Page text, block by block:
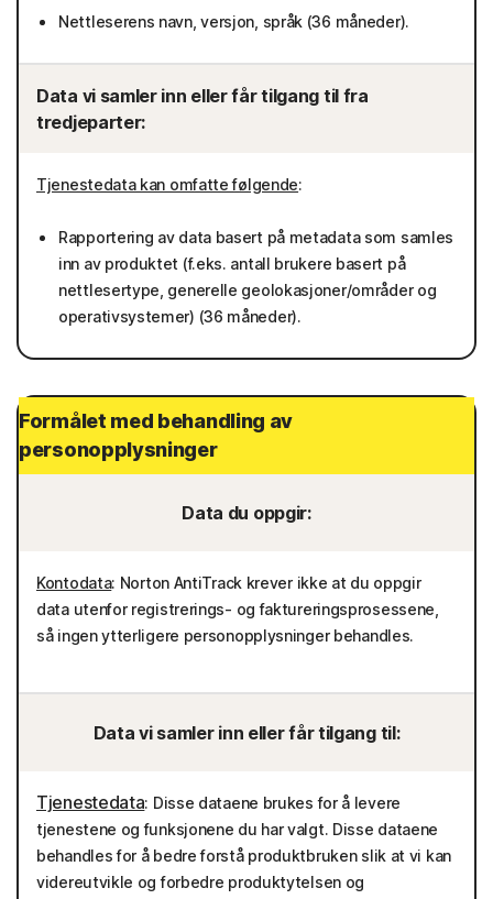
Nettleserens navn, versjon, språk (36 måneder).
Data vi samler inn eller får tilgang til fra
tredjeparter:
Tjenestedata kan omfatte følgende:
Rapportering av data basert på metadata som samles
inn av produktet (f.eks. antall brukere basert på
nettlesertype, generelle geolokasjoner/områder og
operativsystemer) (36 måneder).
Formålet med behandling av
personopplysninger
Data du oppgir:
Kontodata: Norton AntiTrack krever ikke at du oppgir
data utenfor registrerings- og faktureringsprosessene,
så ingen ytterligere personopplysninger behandles.
Data vi samler inn eller får tilgang til:
Tjenestedata: Disse dataene brukes for å levere
tjenestene og funksjonene du har valgt. Disse dataene
behandles for å bedre forstå produktbruken slik at vi kan
videreutvikle og forbedre produktytelsen og